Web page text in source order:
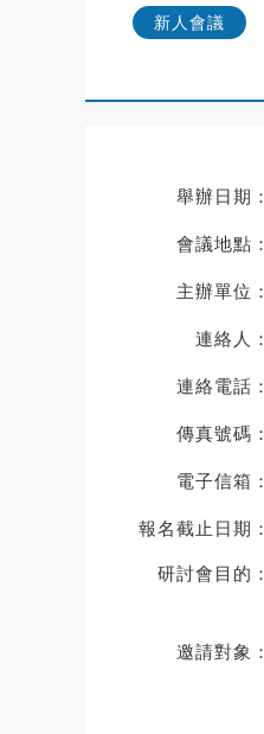
新人會議
舉辦日期：
會議地點：
主辦單位：
連絡人：
連絡電話：
傳真號碼：
電子信箱：
報名截止日期：
研討會目的：
邀請對象：